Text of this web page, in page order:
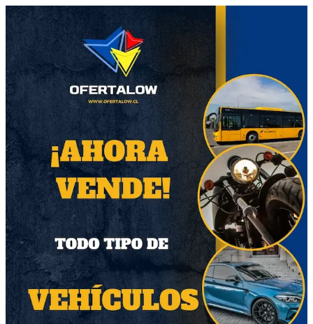
despachos en RM por paket
Otros productos del vendedor
45
Poleron vintage NFL
Giants NY